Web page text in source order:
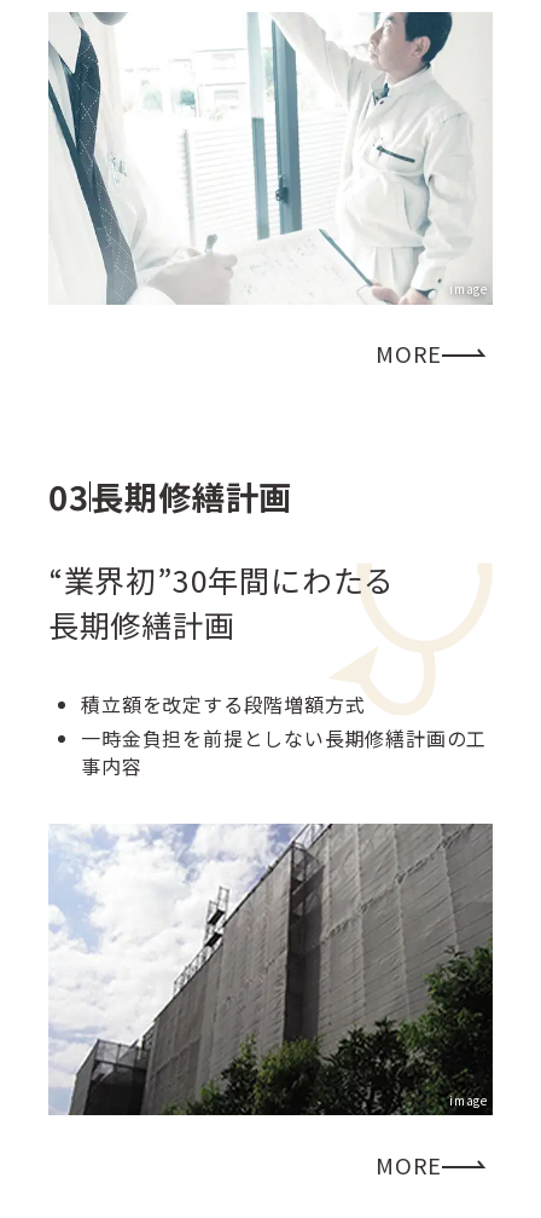
image
MORE
長期修繕計画
“業界初”30年間にわたる
長期修繕計画
積立額を改定する段階増額方式
一時金負担を前提としない長期修繕計画の工
事内容
image
MORE